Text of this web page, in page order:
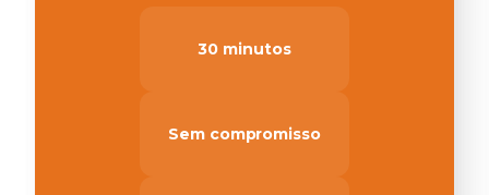
30 minutos
Sem compromisso